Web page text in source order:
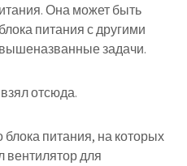
Она может быть
питания с другими
задачи.
отсюда.
питания, на которых
вентилятор для